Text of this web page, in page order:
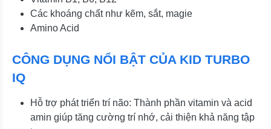
Các khoáng chất như kẽm, sắt, magie
Amino Acid
CÔNG DỤNG NỔI BẬT CỦA KID TURBO
IQ
Hỗ trợ phát triển trí não: Thành phần vitamin và acid
amin giúp tăng cường trí nhớ, cải thiện khả năng tập